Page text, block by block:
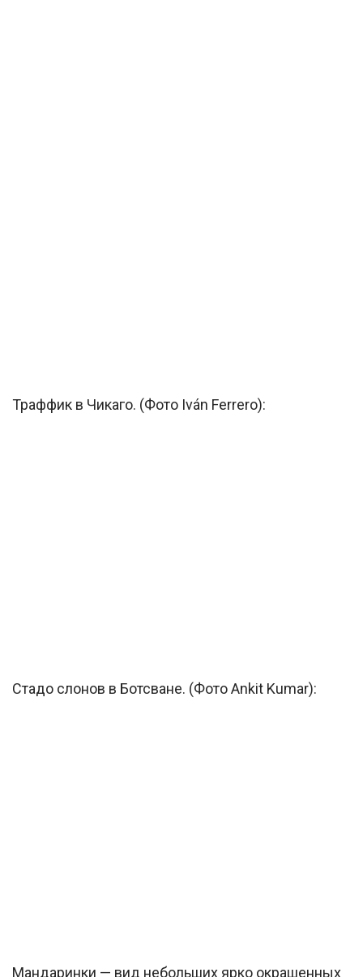
Траффик в Чикаго. (Фото Iván Ferrero):
Стадо слонов в Ботсване. (Фото Ankit Kumar):
Мандаринки — вид небольших ярко окрашенных